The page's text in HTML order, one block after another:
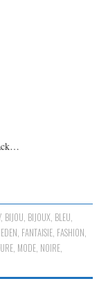
, BIJOU, BIJOUX, BLEU,
EDEN, FANTAISIE, FASHION,
, MODE, NOIRE,